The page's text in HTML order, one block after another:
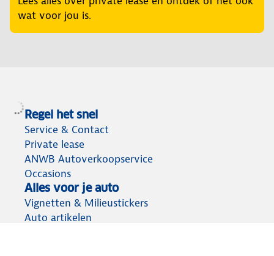
wat voor jou is.
Regel het snel
Service & Contact
Private lease
ANWB Autoverkoopservice
Occasions
Alles voor je auto
Vignetten & Milieustickers
Auto artikelen